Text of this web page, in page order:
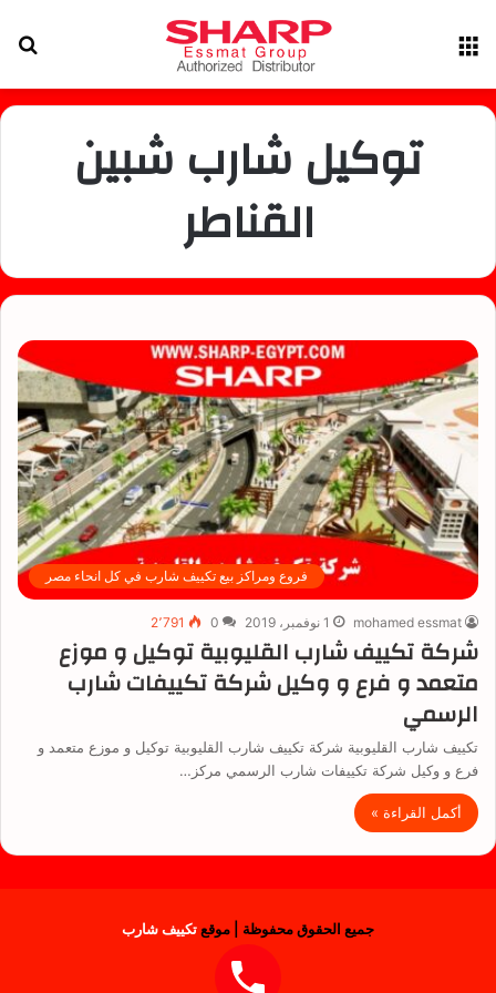
توكيل شارب شبين
القناطر
فروع ومراكز بيع تكييف شارب في كل انحاء مصر
mohamed essmat 1 نوفمبر، 2019 0 2٬791
شركة تكييف شارب القليوبية توكيل و موزع
متعمد و فرع و وكيل شركة تكييفات شارب
الرسمي
تكييف شارب القليوبية شركة تكييف شارب القليوبية توكيل و موزع متعمد و
فرع و وكيل شركة تكييفات شارب الرسمي مركز…
أكمل القراءة »
جميع الحقوق محفوظة | موقعتكييف شارب
فيسبوك